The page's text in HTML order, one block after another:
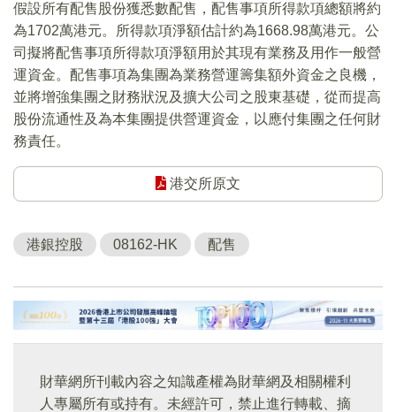
假設所有配售股份獲悉數配售，配售事項所得款項總額將約
為1702萬港元。所得款項淨額估計約為1668.98萬港元。公
司擬將配售事項所得款項淨額用於其現有業務及用作一般營
運資金。配售事項為集團為業務營運籌集額外資金之良機，
並將增強集團之財務狀況及擴大公司之股東基礎，從而提高
股份流通性及為本集團提供營運資金，以應付集團之任何財
務責任。
港交所原文
港銀控股 08162-HK 配售
財華網所刊載內容之知識產權為財華網及相關權利
人專屬所有或持有。未經許可，禁止進行轉載、摘